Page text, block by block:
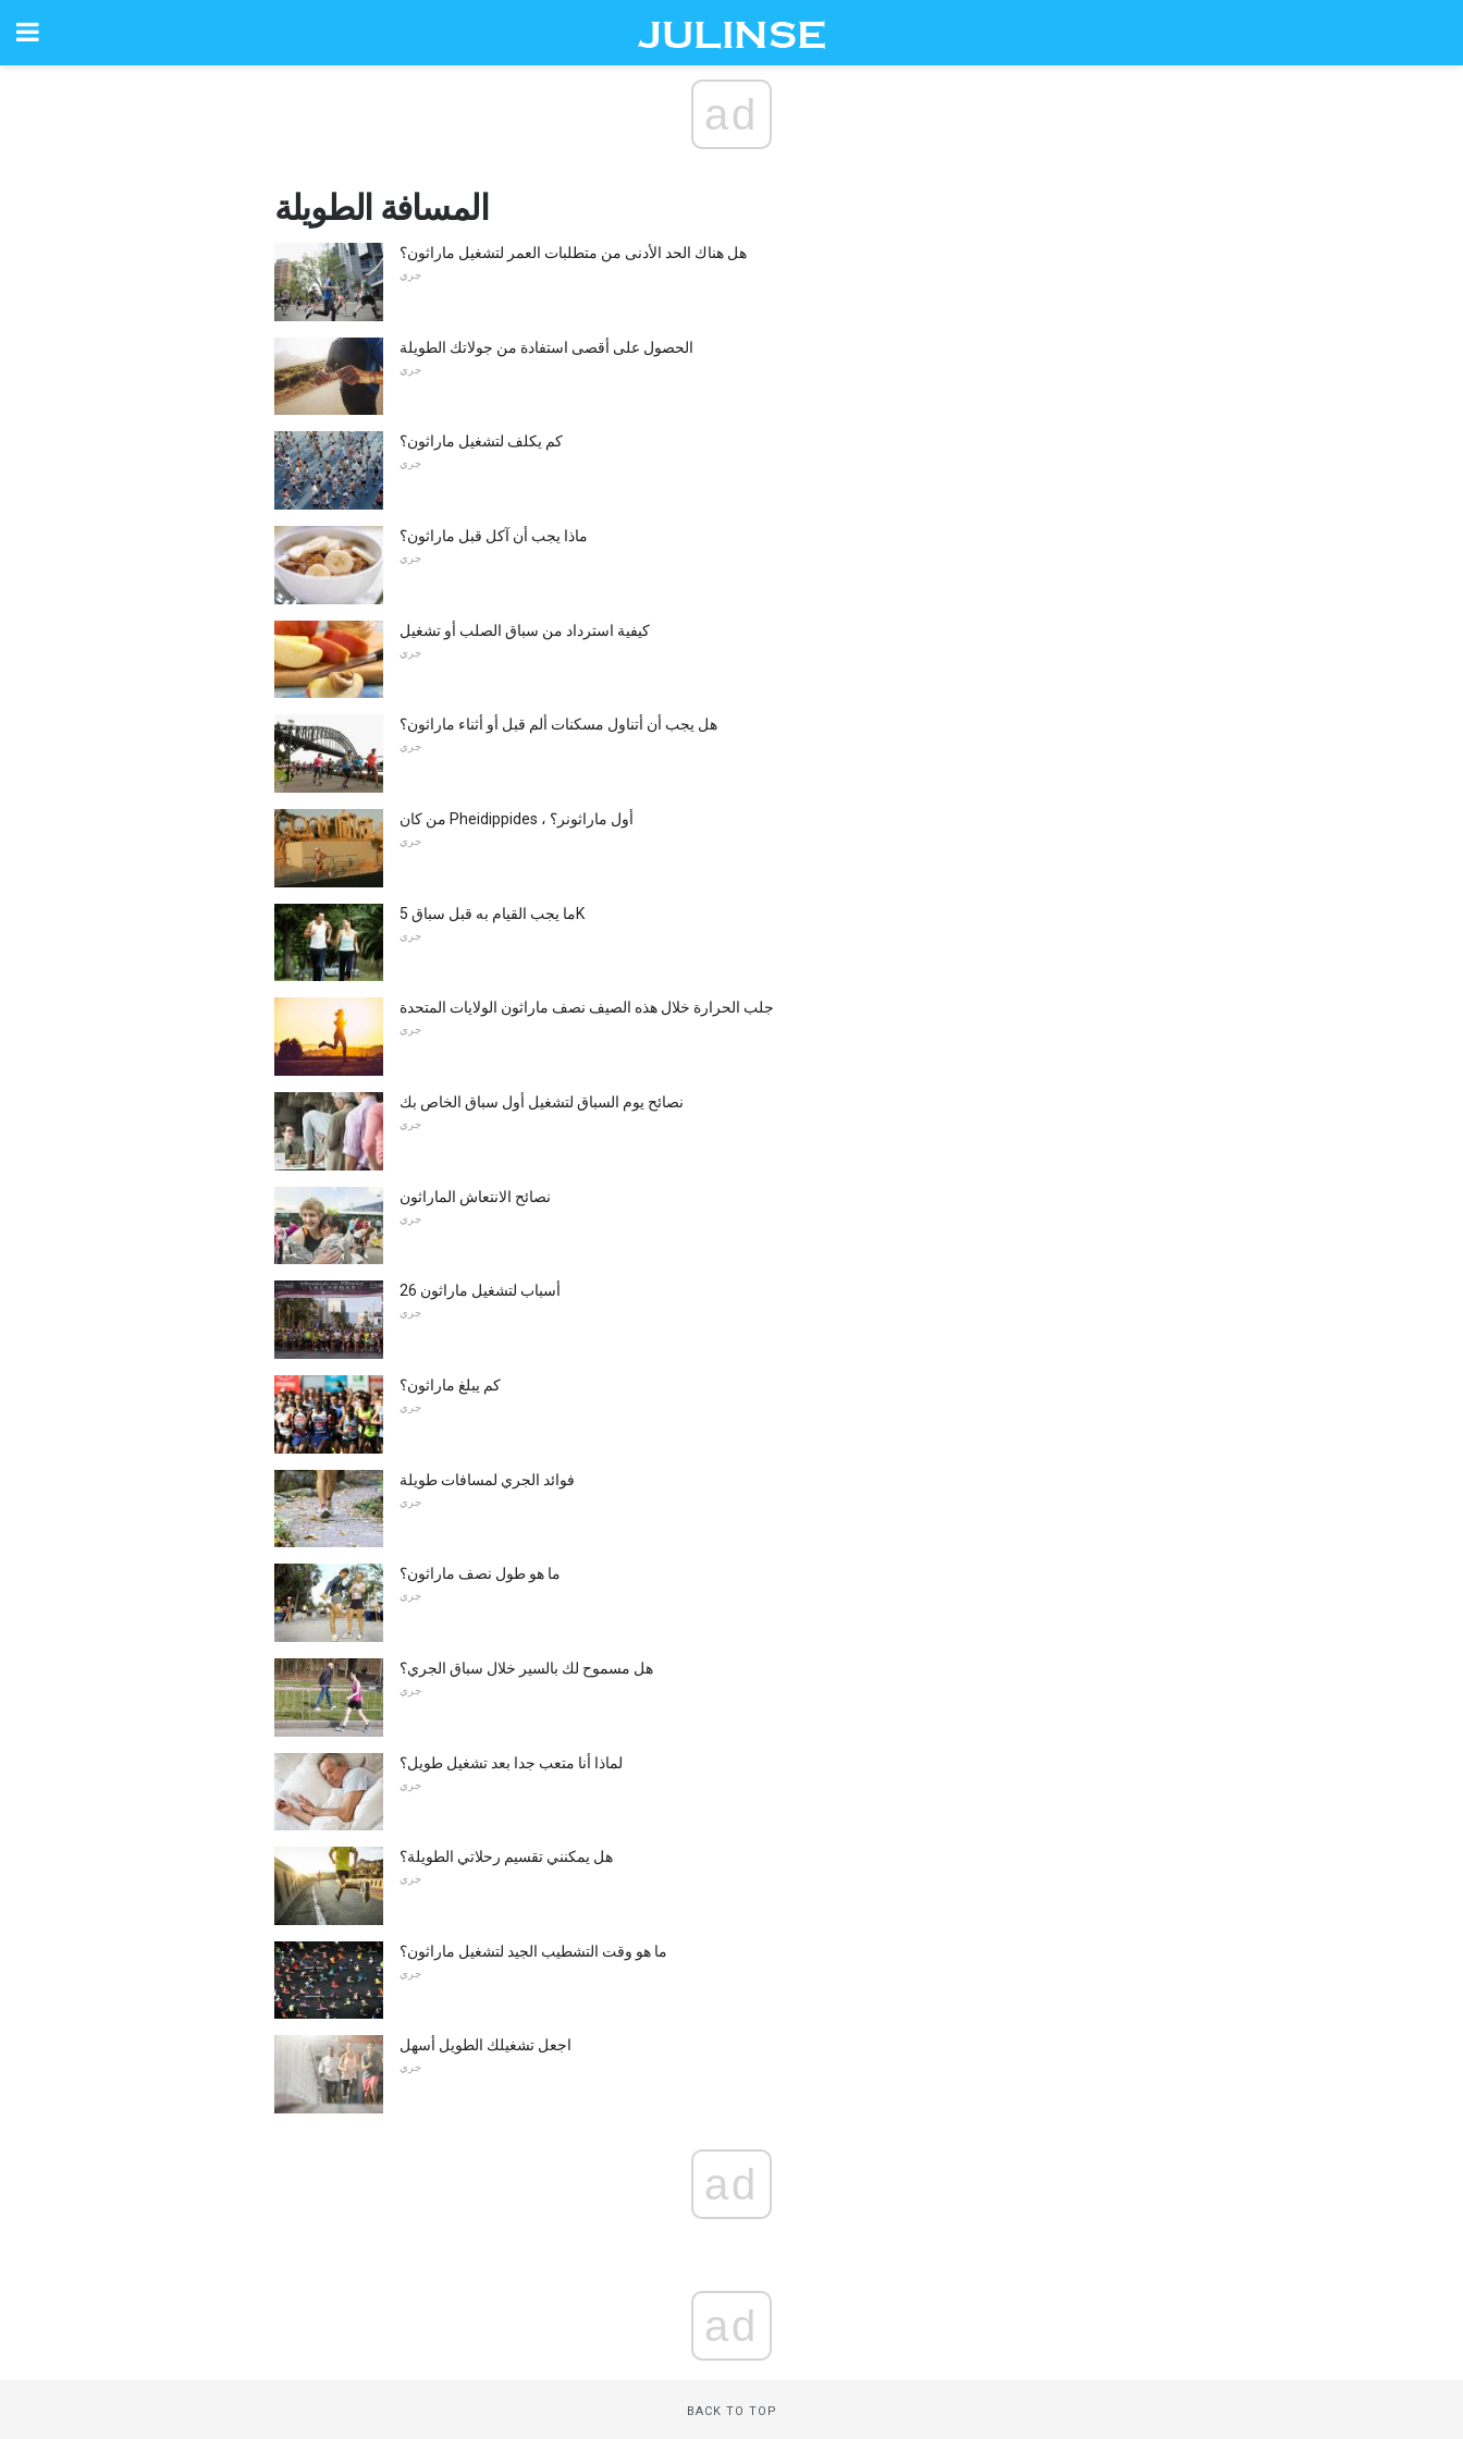
ad
المسافة الطويلة
هل هناك الحد الأدنى من متطلبات العمر لتشغيل ماراثون؟
جري
الحصول على أقصى استفادة من جولاتك الطويلة
جري
كم يكلف لتشغيل ماراثون؟
جري
ماذا يجب أن آكل قبل ماراثون؟
جري
كيفية استرداد من سباق الصلب أو تشغيل
جري
هل يجب أن أتناول مسكنات ألم قبل أو أثناء ماراثون؟
جري
من كان Pheidippides ، أول ماراثونر؟
جري
ما يجب القيام به قبل سباق 5K
جري
جلب الحرارة خلال هذه الصيف نصف ماراثون الولايات المتحدة
جري
نصائح يوم السباق لتشغيل أول سباق الخاص بك
جري
نصائح الانتعاش الماراثون
جري
26 أسباب لتشغيل ماراثون
جري
كم يبلغ ماراثون؟
جري
فوائد الجري لمسافات طويلة
جري
ما هو طول نصف ماراثون؟
جري
هل مسموح لك بالسير خلال سباق الجري؟
جري
لماذا أنا متعب جدا بعد تشغيل طويل؟
جري
هل يمكنني تقسيم رحلاتي الطويلة؟
جري
ما هو وقت التشطيب الجيد لتشغيل ماراثون؟
جري
اجعل تشغيلك الطويل أسهل
جري
ad
ad
BACK TO TOP